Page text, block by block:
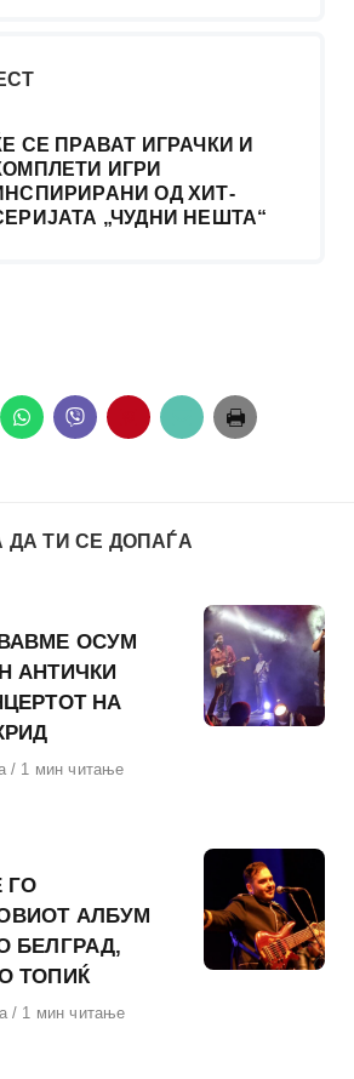
СЕ ПРАВАТ ИГРАЧКИ И
ИГРИ
ОД ХИТ-
„ЧУДНИ НЕШТА“
ДА ТИ СЕ ДОПАЃА
ОСУМ
АНТИЧКИ
НА
1 мин читање
ГО
АЛБУМ
БЕЛГРАД,
ТОПИЌ
1 мин читање